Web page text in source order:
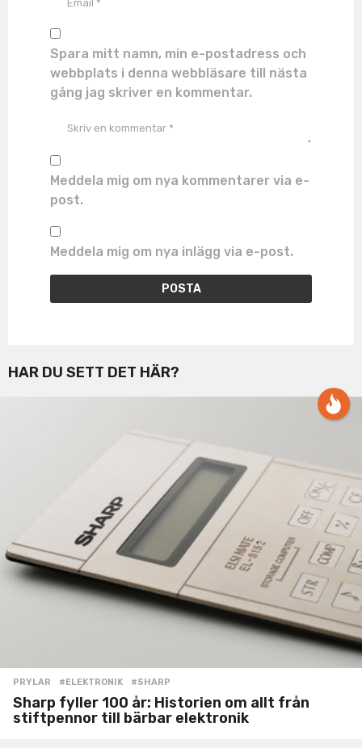
Spara mitt namn, min e-postadress och
webbplats i denna webbläsare till nästa
gång jag skriver en kommentar.
Meddela mig om nya kommentarer via e-
post.
Meddela mig om nya inlägg via e-post.
HAR DU SETT DET HÄR?
PRYLAR #ELEKTRONIK ,#SHARP
Sharp fyller 100 år: Historien om allt från
stiftpennor till bärbar elektronik